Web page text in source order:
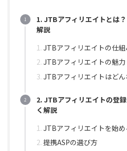
1. JTBアフィリエイトとは
解説
JTBアフィリエイトの仕組
JTBアフィリエイトの魅力
JTBアフィリエイトはど
2. JTBアフィリエイトの登
く解説
JTBアフィリエイトを始
提携ASPの選び方